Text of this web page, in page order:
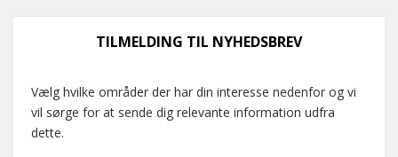
TILMELDING TIL NYHEDSBREV
Vælg hvilke områder der har din interesse nedenfor og vi
vil sørge for at sende dig relevante information udfra
dette.